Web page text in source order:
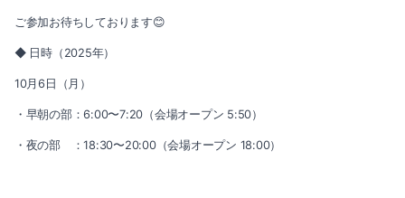
ご参加お待ちしております😊
◆ 日時（2025年）
10月6日（月）
・早朝の部：6:00〜7:20（会場オープン 5:50）
・夜の部 ：18:30〜20:00（会場オープン 18:00）